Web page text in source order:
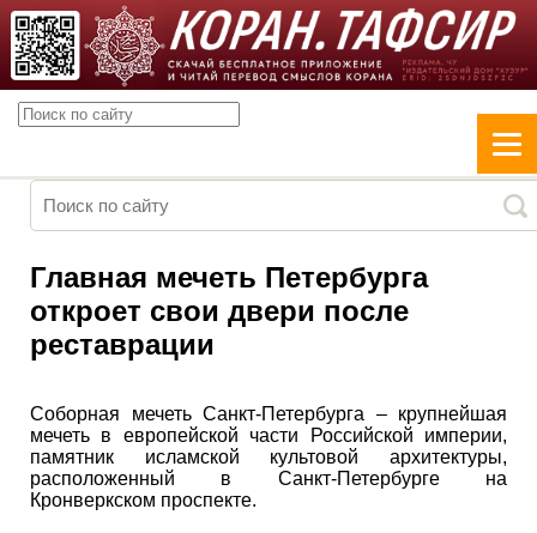
Главная мечеть Петербурга
откроет свои двери после
реставрации
Соборная мечеть Санкт-Петербурга – крупнейшая
мечеть в европейской части Российской империи,
памятник исламской культовой архитектуры,
расположенный в Санкт-Петербурге на
Кронверкском проспекте.